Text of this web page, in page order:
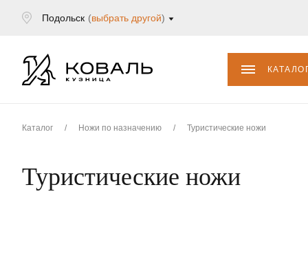
Подольск (выбрать другой)
Каталог / Ножи по назначению / Туристические ножи
Туристические ножи